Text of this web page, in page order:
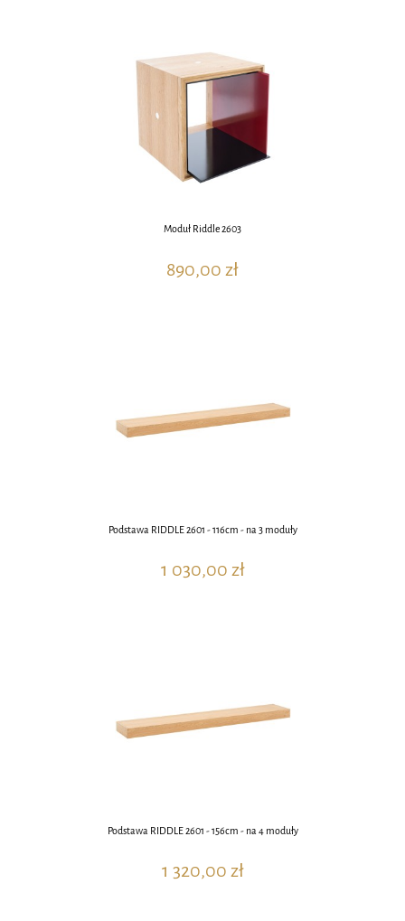
Moduł Riddle 2603
890,00 zł
Podstawa RIDDLE 2601 - 116cm - na 3 moduły
1 030,00 zł
Podstawa RIDDLE 2601 - 156cm - na 4 moduły
1 320,00 zł